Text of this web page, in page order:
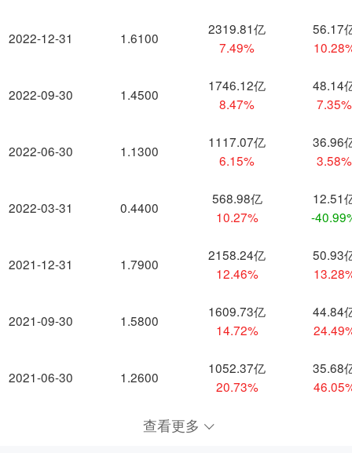
2022-12-31
2022-09-30
2022-06-30
2022-03-31
2021-12-31
2021-09-30
2021-06-30
1.6100
2319.81亿
7.49%
56.17
1.4500
1746.12亿
8.47%
48.14
7.35%
1.1300
1117.07亿
6.15%
36.96
3.58%
0.4400
568.98亿
10.27%
12.51
-
1.7900
2158.24亿
12.46%
50.93
1.5800
1609.73亿
14.72%
44.84
1.2600
1052.37亿
20.73%
35.68
查看更多